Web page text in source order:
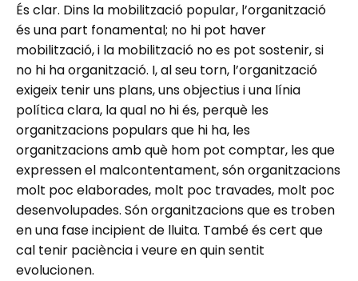
És clar. Dins la mobilització popular, l’organització
és una part fonamental; no hi pot haver
mobilització, i la mobilització no es pot sostenir, si
no hi ha organització. I, al seu torn, l’organització
exigeix tenir uns plans, uns objectius i una línia
política clara, la qual no hi és, perquè les
organitzacions populars que hi ha, les
organitzacions amb què hom pot comptar, les que
expressen el malcontentament, són organitzacions
molt poc elaborades, molt poc travades, molt poc
desenvolupades. Són organitzacions que es troben
en una fase incipient de lluita. També és cert que
cal tenir paciència i veure en quin sentit
evolucionen.